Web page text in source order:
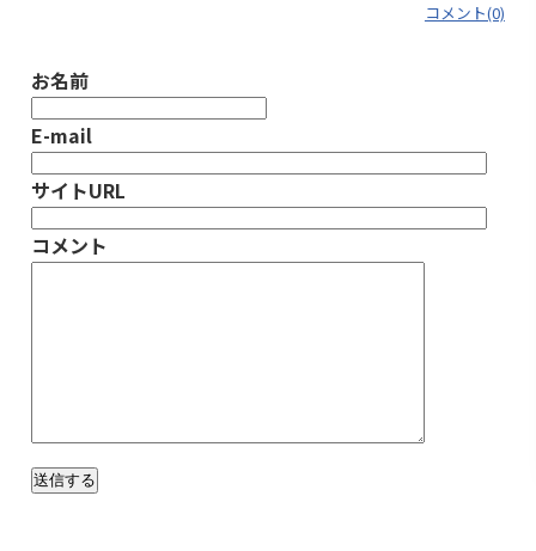
コメント(0)
お名前
E-mail
サイトURL
コメント